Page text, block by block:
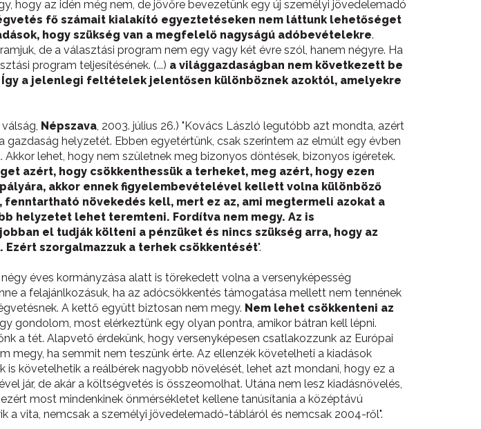
hogy az idén még nem, de jövőre bevezetünk egy új személyi jövedelemadó
fő számait kialakító egyeztetéseken nem láttunk lehetőséget
hogy szükség van a megfelelő nagyságú adóbevételekre.
de a választási program nem egy vagy két évre szól, hanem négyre. Ha
program teljesítésének. (...) a világgazdaságban nem következett be
a jelenlegi feltételek jelentősen különböznek azoktól, amelyekre
Népszava, 2003. július 26.) "Kovács László legutóbb azt mondta, azért
helyzetét. Ebben egyetértünk, csak szerintem az elmúlt egy évben
lehet, hogy nem születnek meg bizonyos döntések, bizonyos ígéretek.
azért, hogy csökkenthessük a terheket, meg azért, hogy ezen
akkor ennek figyelembevételével kellett volna különböző
fenntartható növekedés kell, mert ez az, ami megtermeli azokat a
helyzetet lehet teremteni. Fordítva nem megy. Az is
el tudják költeni a pénzüket és nincs szükség arra, hogy az
szorgalmazzuk a terhek csökkentését".
éves kormányzása alatt is törekedett volna a versenyképesség
a felajánlkozásuk, ha az adócsökkentés támogatása mellett nem tennének
A kettő együtt biztosan nem megy. Nem lehet csökkenteni az
gondolom, most elérkeztünk egy olyan pontra, amikor bátran kell lépni.
a tét. Alapvető érdekünk, hogy versenyképesen csatlakozzunk az Európai
megy, ha semmit nem teszünk érte. Az ellenzék követelheti a kiadások
követelhetik a reálbérek nagyobb növelését, lehet azt mondani, hogy ez a
jár, de akár a költségvetés is összeomolhat. Utána nem lesz kiadásnövelés,
most mindenkinek önmérsékletet kellene tanúsítania a középtávú
a vita, nemcsak a személyi jövedelemadó-tábláról és nemcsak 2004-ről".